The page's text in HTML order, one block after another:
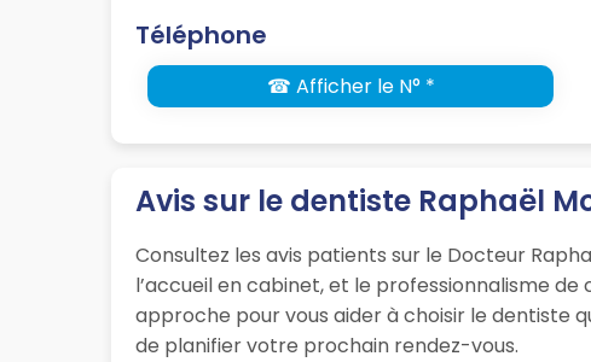
Téléphone
☎ Afficher le N° *
Avis sur le dentiste Raphaël
Consultez les avis patients sur le Docteur
l’accueil en cabinet, et le professionnalisme
approche pour vous aider à choisir le dentiste
de planifier votre prochain rendez-vous.